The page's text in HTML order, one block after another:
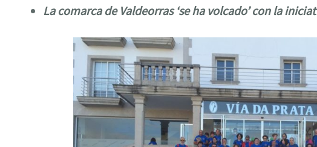
La comarca de Valdeorras ‘se ha volcado’ con la